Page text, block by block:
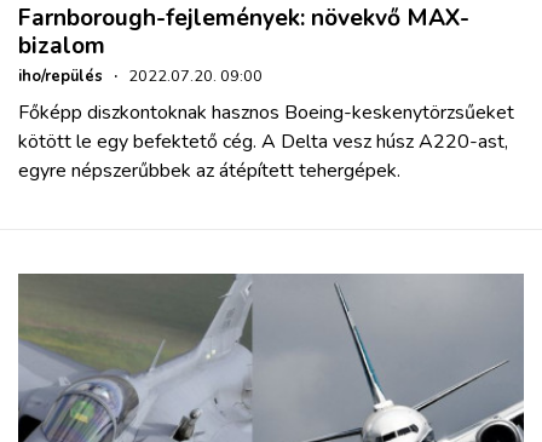
Farnborough-fejlemények: növekvő MAX-
bizalom
iho/repülés · 2022.07.20. 09:00
Főképp diszkontoknak hasznos Boeing-keskenytörzsűeket
kötött le egy befektető cég. A Delta vesz húsz A220-ast,
egyre népszerűbbek az átépített tehergépek.